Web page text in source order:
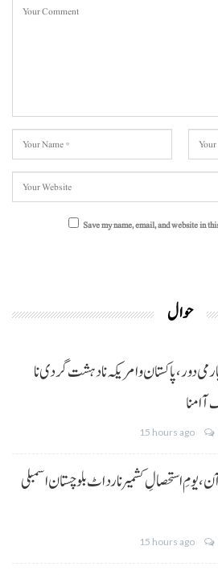
Save my name, email, and website in
حوال
دور،پاکستان و امریکہ نا دہشت گردی نا
امنا
15 hours ago
استحصالِ کشمیر نا رد اٹ بلوچستان اسمبلی
15 hours ago